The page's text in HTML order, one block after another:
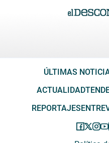
ÚLTIMAS
ACTUALIDAD
REPORTAJES